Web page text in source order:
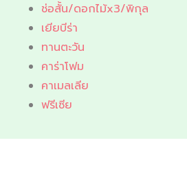
ช่อสั้น/ดอกไม้x3/พิกุล
เยียบีร่า
ทานตะวัน
คาร่าโฟม
คาเมลเลีย
ฟรีเซีย